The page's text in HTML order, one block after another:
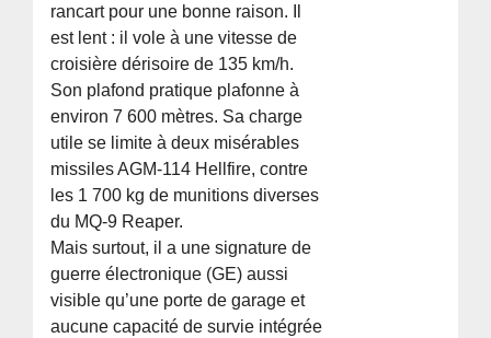
rancart pour une bonne raison. Il
est lent : il vole à une vitesse de
croisière dérisoire de 135 km/h.
Son plafond pratique plafonne à
environ 7 600 mètres. Sa charge
utile se limite à deux misérables
missiles AGM-114 Hellfire, contre
les 1 700 kg de munitions diverses
du MQ-9 Reaper.
Mais surtout, il a une signature de
guerre électronique (GE) aussi
visible qu’une porte de garage et
aucune capacité de survie intégrée